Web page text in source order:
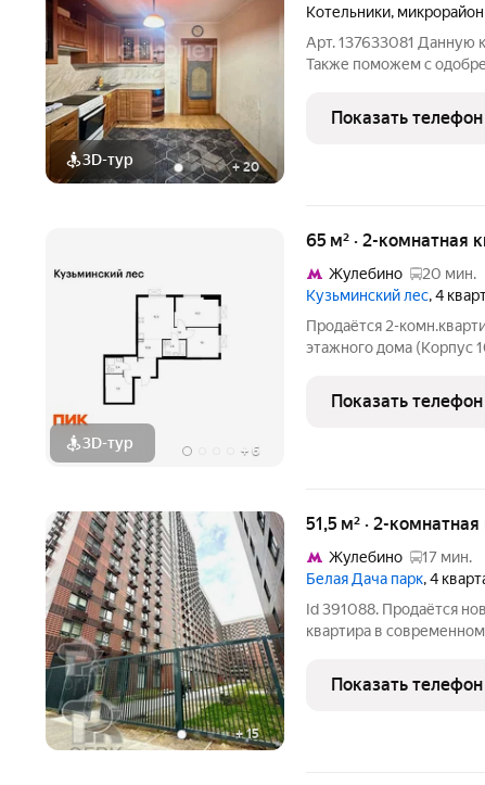
3D-тур +20
Котельники,
Арт. 137633081 Данную
Также поможем с
г.Котельники,
61.4 м,
Показать телефон
3D-тур + 6
65 м² · 2-комнатная
Жулебино
20 мин.
Кузьминский лес, 4
Продаётся 2-
этажного дома (Корпус
функциональная
квартал «Кузьминский
Показать телефон
+15
51,5 м² · 2-
Жулебино
17 мин.
Белая Дача парк, 4
Id 391088. Продаётся
квартира в
Котельники , в 2-х км
от застройщика ПИК.
Показать телефон